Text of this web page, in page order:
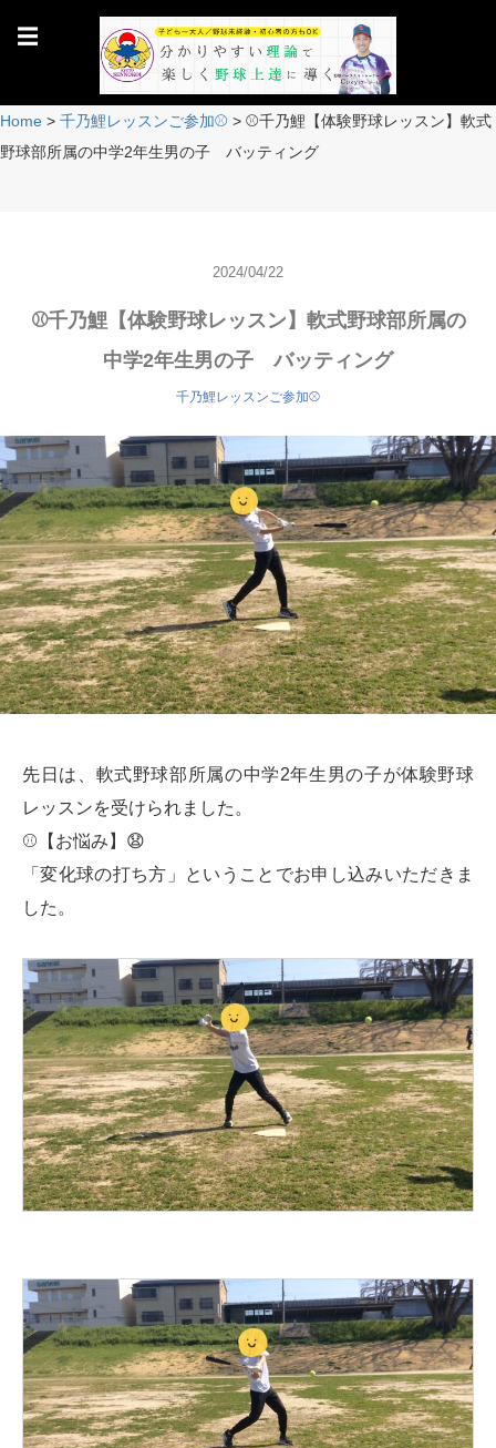
☰
Home > 千乃鯉レッスンご参加⚾️ > ⚾️千乃鯉【体験野球レッスン】軟式
野球部所属の中学2年生男の子 バッティング
2024/04/22
⚾️千乃鯉【体験野球レッスン】軟式野球部所属の
中学2年生男の子 バッティング
千乃鯉レッスンご参加⚾️
先日は、軟式野球部所属の中学2年生男の子が体験野球
レッスンを受けられました。
⚾【お悩み】😧
「変化球の打ち方」ということでお申し込みいただきま
した。